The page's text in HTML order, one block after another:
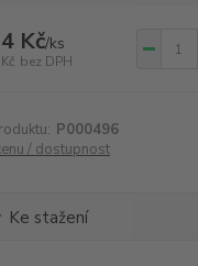
Kč/ks
bez DPH
P000496
/ dostupnost
Ke stažení